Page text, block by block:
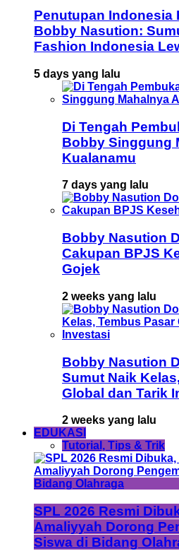
Penutupan Indonesia
Bobby Nasution:
Fashion Indonesia
5 days yang lalu
Di Tengah
Bobby Singgung
Kualanamu
7 days yang lalu
Bobby Nasution
Cakupan BPJS
Gojek
2 weeks yang lalu
Bobby Nasution
Sumut Naik
Global dan Tarik
2 weeks yang lalu
EDUKASI
Tutorial, Tips & Trik
SPL 2026 Resmi
Amaliyyah Dorong
Siswa di Bidang